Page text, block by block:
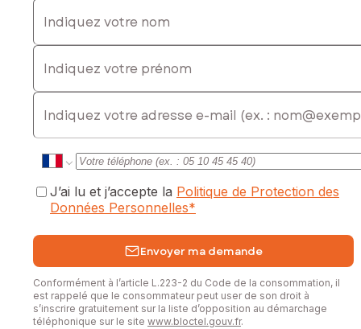
Indiquez votre nom
Indiquez votre prénom
E-mail
J’ai lu et j’accepte la Politique de Protection des
Données Personnelles*
Envoyer ma demande
Conformément à l’article L.223-2 du Code de la consommation, il
est rappelé que le consommateur peut user de son droit à
s’inscrire gratuitement sur la liste d’opposition au démarchage
téléphonique sur le site www.bloctel.gouv.fr.